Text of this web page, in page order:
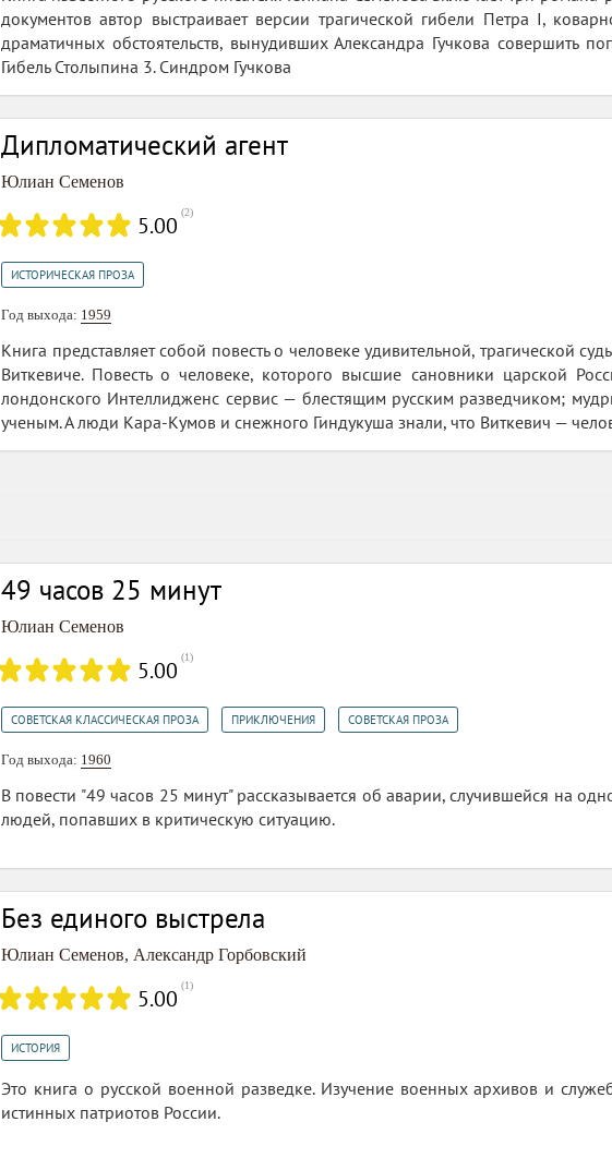
документов автор выстраивает версии трагической гибели Петра I,
драматичных обстоятельств, вынудивших Александра Гучкова совершить
Гибель Столыпина 3. Синдром Гучкова
Дипломатический агент
Юлиан Семенов
5.00 (2)
ИСТОРИЧЕСКАЯ ПРОЗА
Год выхода: 1959
Книга представляет собой повесть о человеке удивительной, трагической
Виткевиче. Повесть о человеке, которого высшие сановники царской
лондонского Интеллидженс сервис — блестящим русским разведчиком;
ученым. А люди Кара-Кумов и снежного Гиндукуша знали, что Виткевич —
49 часов 25 минут
Юлиан Семенов
5.00 (1)
СОВЕТСКАЯ КЛАССИЧЕСКАЯ ПРОЗА ПРИКЛЮЧЕНИЯ СОВЕТСКАЯ ПРОЗА
Год выхода: 1960
В повести "49 часов 25 минут" рассказывается об аварии, случившейся на
людей, попавших в критическую ситуацию.
Без единого выстрела
Юлиан Семенов, Александр Горбовский
5.00 (1)
ИСТОРИЯ
Это книга о русской военной разведке. Изучение военных архивов и
истинных патриотов России.